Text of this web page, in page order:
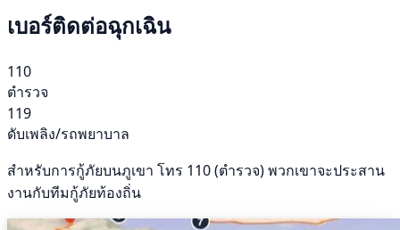
เบอร์ติดต่อฉุกเฉิน
110
ตำรวจ
119
ดับเพลิง/รถพยาบาล
สำหรับการกู้ภัยบนภูเขา โทร 110 (ตำรวจ) พวกเขาจะประสาน
งานกับทีมกู้ภัยท้องถิ่น